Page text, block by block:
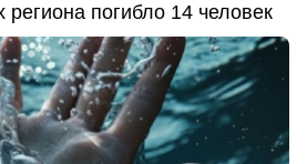
погибло 14 человек